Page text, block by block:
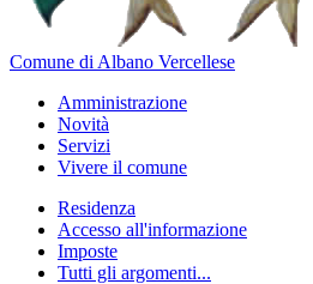
Comune di Albano Vercellese
Amministrazione
Novità
Servizi
Vivere il comune
Residenza
Accesso all'informazione
Imposte
Tutti gli argomenti...